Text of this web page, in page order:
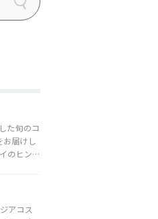
た旬のコ
お届けし
のヒント
アコス